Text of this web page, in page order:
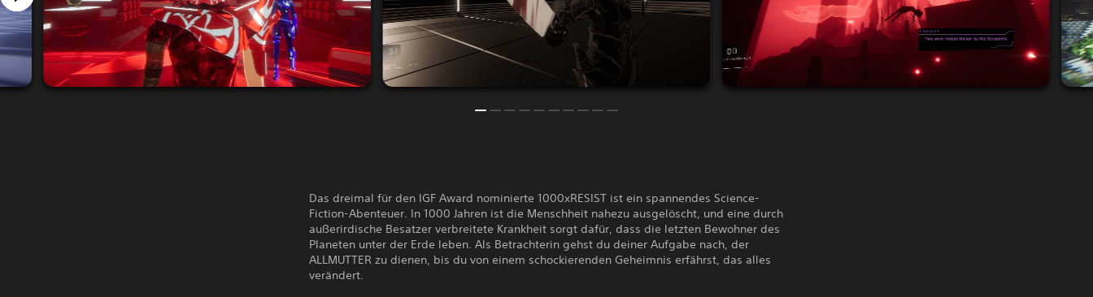
Das dreimal für den IGF Award nominierte 1000xRESIST ist ein spannendes Science-
Fiction-Abenteuer. In 1000 Jahren ist die Menschheit nahezu ausgelöscht, und eine durch
außerirdische Besatzer verbreitete Krankheit sorgt dafür, dass die letzten Bewohner des
Planeten unter der Erde leben. Als Betrachterin gehst du deiner Aufgabe nach, der
ALLMUTTER zu dienen, bis du von einem schockierenden Geheimnis erfährst, das alles
verändert.